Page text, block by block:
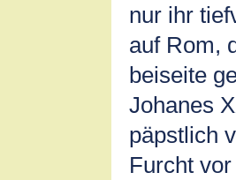
nur ihr
auf Rom,
beiseite
Johanes
päpstlich
Furcht